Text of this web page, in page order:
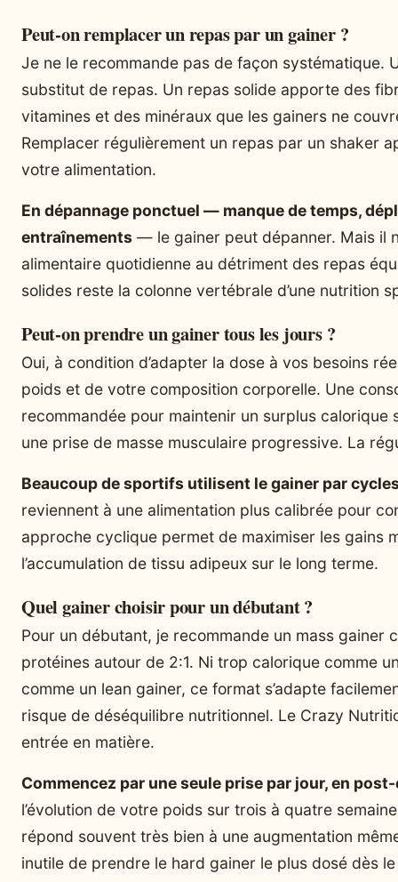
Peut-on remplacer un repas par un gainer ?
Je ne le recommande pas de façon systématique.
substitut de repas. Un repas solide apporte des
vitamines et des minéraux que les gainers ne
Remplacer régulièrement un repas par un shaker
votre alimentation.
En dépannage ponctuel — manque de temps,
entraînements — le gainer peut dépanner. Mais il
alimentaire quotidienne au détriment des repas
solides reste la colonne vertébrale d’une nutrition
Peut-on prendre un gainer tous les jours ?
Oui, à condition d’adapter la dose à vos besoins
poids et de votre composition corporelle. Une
recommandée pour maintenir un surplus calorique
une prise de masse musculaire progressive. La
Beaucoup de sportifs utilisent le gainer par
reviennent à une alimentation plus calibrée pour
approche cyclique permet de maximiser les gains
l’accumulation de tissu adipeux sur le long terme.
Quel gainer choisir pour un débutant ?
Pour un débutant, je recommande un mass gainer
protéines autour de 2:1. Ni trop calorique comme
comme un lean gainer, ce format s’adapte
risque de déséquilibre nutritionnel. Le Crazy
entrée en matière.
Commencez par une seule prise par jour, en
l’évolution de votre poids sur trois à quatre
répond souvent très bien à une augmentation
inutile de prendre le hard gainer le plus dosé dès